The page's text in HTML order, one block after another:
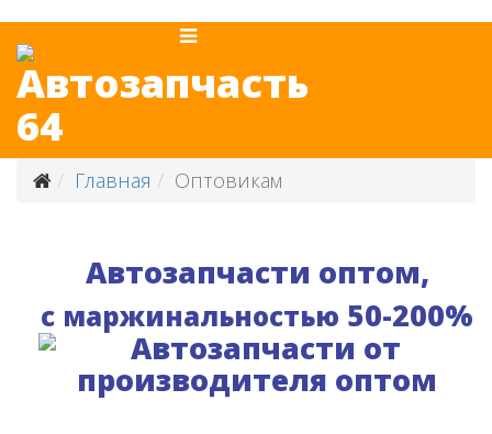
Главная Оптовикам
Автозапчасти оптом,
с маржинальностью 50-200%